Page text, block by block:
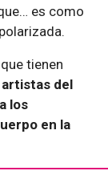
es como
tienen
artistas del
los
en la